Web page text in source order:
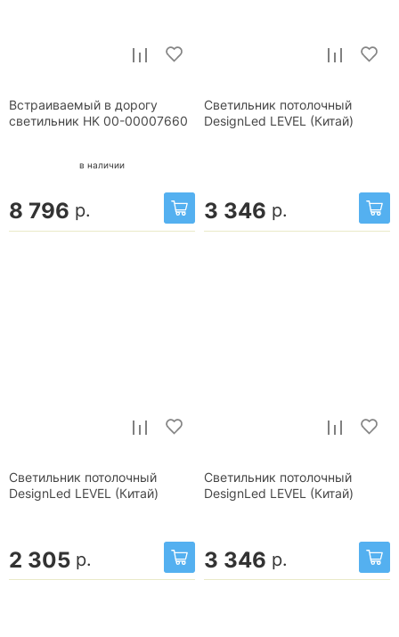
Встраиваемый в дорогу
светильник HK 00-00007660
в наличии
8 796 р.
Светильник потолочный
DesignLed LEVEL (Китай)
3 346 р.
Светильник потолочный
DesignLed LEVEL (Китай)
2 305 р.
Светильник потолочный
DesignLed LEVEL (Китай)
3 346 р.